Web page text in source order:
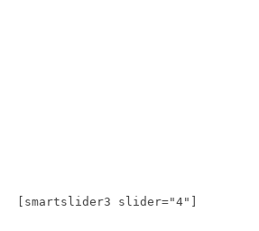
[smartslider3 slider="4"]